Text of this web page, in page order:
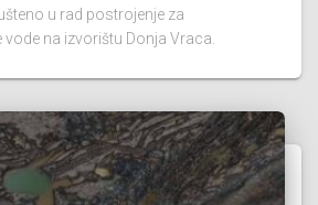
u rad postrojenje za
vode na izvorištu Donja Vraca.